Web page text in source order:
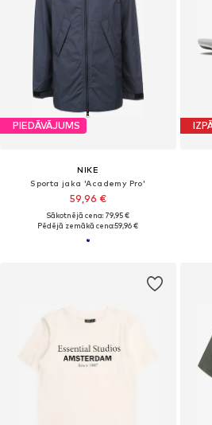
PIEDĀVĀJUMS
NIKE
Sporta jaka 'Academy Pro'
59,96 €
Sākotnējā cena: 79,95 €
Pēdējā zemākā cena:59,96 €